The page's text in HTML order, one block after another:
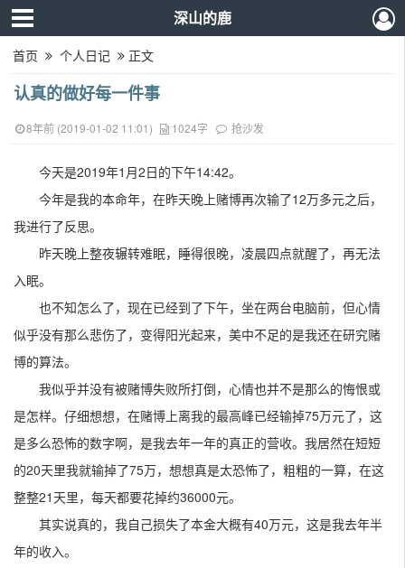
深山的鹿
首页 个人日记 正文
认真的做好每一件事
8年前 (2019-01-02 11:01) 1024字 抢沙发
今天是2019年1月2日的下午14:42。
今年是我的本命年，在昨天晚上赌博再次输了12万多元之后，
我进行了反思。
昨天晚上整夜辗转难眠，睡得很晚，凌晨四点就醒了，再无法
入眠。
也不知怎么了，现在已经到了下午，坐在两台电脑前，但心情
似乎没有那么悲伤了，变得阳光起来，美中不足的是我还在研究赌
博的算法。
我似乎并没有被赌博失败所打倒，心情也并不是那么的悔恨或
是怎样。仔细想想，在赌博上离我的最高峰已经输掉75万元了，这
是多么恐怖的数字啊，是我去年一年的真正的营收。我居然在短短
的20天里我就输掉了75万，想想真是太恐怖了，粗粗的一算，在这
整整21天里，每天都要花掉约36000元。
其实说真的，我自己损失了本金大概有40万元，这是我去年半
年的收入。